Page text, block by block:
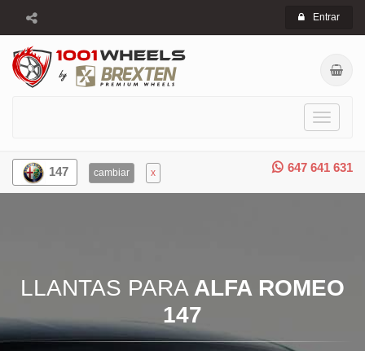
Entrar
Toggle
647 641 631
147 cambiar x
LLANTAS PARA ALFA ROMEO
147